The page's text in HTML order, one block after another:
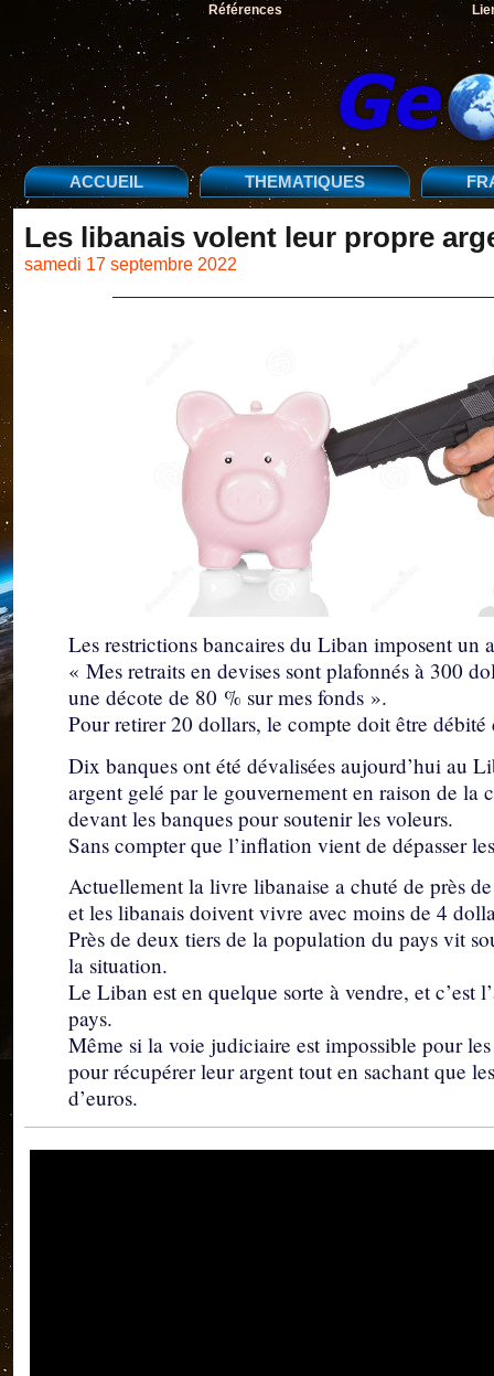
Références
ACCUEIL THEMATIQUES
Les libanais volent leur propre
samedi 17 septembre 2022
Les restrictions bancaires du Liban imposent un
« Mes retraits en devises sont plafonnés à 300
une décote de 80 % sur mes fonds ».
Pour retirer 20 dollars, le compte doit être
Dix banques ont été dévalisées aujourd’hui au
argent gelé par le gouvernement en raison de la
devant les banques pour soutenir les voleurs.
Sans compter que l’inflation vient de dépasser
Actuellement la livre libanaise a chuté de près
et les libanais doivent vivre avec moins de 4
Près de deux tiers de la population du pays vit
la situation.
Le Liban est en quelque sorte à vendre, et c’est
pays.
Même si la voie judiciaire est impossible pour
pour récupérer leur argent tout en sachant que
d’euros.